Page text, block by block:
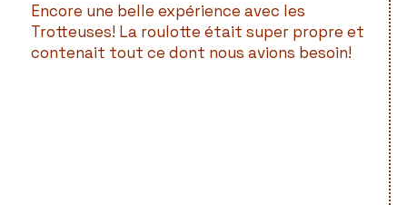
Encore une belle expérience avec les
Trotteuses! La roulotte était super propre et
contenait tout ce dont nous avions besoin!